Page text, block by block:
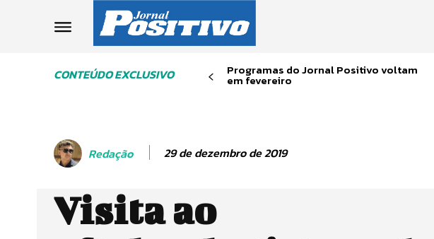
CONTEÚDO EXCLUSIVO Programas do Jornal Positivo voltam
em fevereiro
Redação 29 de dezembro de 2019
Visita ao